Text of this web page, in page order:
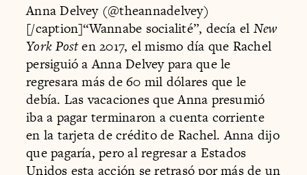
Anna Delvey (@theannadelvey)
[/caption]“Wannabe socialité”, decía el New
York Posten 2017, el mismo día que Rachel
persiguió a Anna Delvey para que le
regresara más de 60 mil dólares que le
debía. Las vacaciones que Anna presumió
iba a pagar terminaron a cuenta corriente
en la tarjeta de crédito de Rachel. Anna dijo
que pagaría, pero al regresar a Estados
Unidos esta acción se retrasó por más de un